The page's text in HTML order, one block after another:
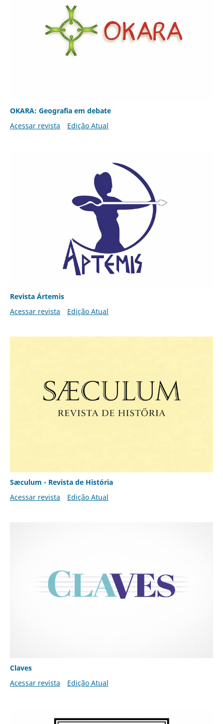
OKARA: Geografia em debate
Acessar revista
Edição Atual
Revista Ártemis
Acessar revista
Edição Atual
Sæculum - Revista de História
Acessar revista
Edição Atual
Claves
Acessar revista
Edição Atual